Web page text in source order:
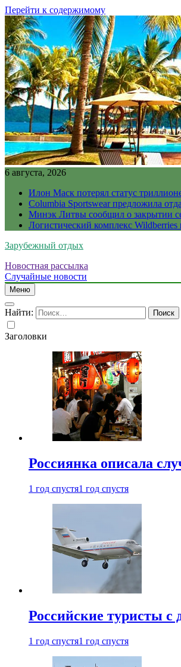
Перейти к содержимому
6 августа, 2026
Илон Маск потерял статус
Columbia Sportswear предложила
Минэк Литвы сообщил о закрытии
Логистический комплекс
Зарубежный отдых
Новостная рассылка
Случайные новости
Меню
Найти:
Заголовки
Россиянка описала
1 год спустя1 год спустя
Российские туристы с
1 год спустя1 год спустя